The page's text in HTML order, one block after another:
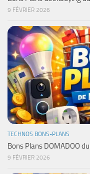
9 FÉVRIER 2026
TECHNOS BONS-PLANS
Bons Plans DOMADOO
9 FÉVRIER 2026